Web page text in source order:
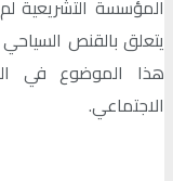
المؤسسة التشريعية
يتعلق بالقنص السياحي
هذا الموضوع في
الاجتماعي.